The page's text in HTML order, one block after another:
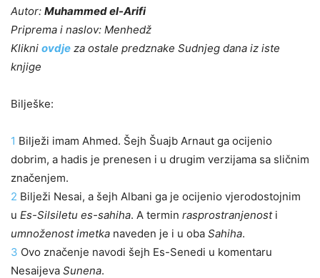
Autor: Muhammed el-Arifi
Priprema i naslov: Menhedž
Klikni ovdje za ostale predznake Sudnjeg dana iz iste
knjige
Bilješke:
1 Bilježi imam Ahmed. Šejh Šuajb Arnaut ga ocijenio
dobrim, a hadis je prenesen i u drugim verzijama sa sličnim
značenjem.
2 Bilježi Nesai, a šejh Albani ga je ocijenio vjerodostojnim
u Es-Silsiletu es-sahiha. A termin rasprostranjenosti
umnoženost imetka naveden je i u oba Sahiha.
3 Ovo značenje navodi šejh Es-Senedi u komentaru
Nesaijeva Sunena.